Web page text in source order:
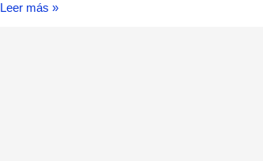
Leer más »